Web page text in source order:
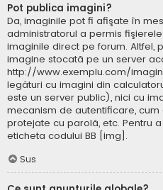
Pot publica imagini?
Da, imaginile pot fi afişate în
administratorul a permis
imaginile direct pe forum. Altfel,
imagine stocată pe un server
http://www.exemplu.com/
legături cu imagini din
este un server public), nici cu
mecanism de autentificare,
protejate cu parolă, etc. Pentru
eticheta codului BB [img].
Sus